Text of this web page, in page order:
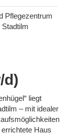
Pflegezentrum
d)
liegt
– mit idealer
Haus